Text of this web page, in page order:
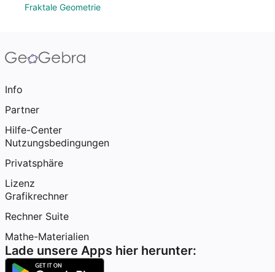
Fraktale Geometrie
Info
Partner
Hilfe-Center
Nutzungsbedingungen
Privatsphäre
Lizenz
Grafikrechner
Rechner Suite
Mathe-Materialien
Lade unsere Apps hier herunter: